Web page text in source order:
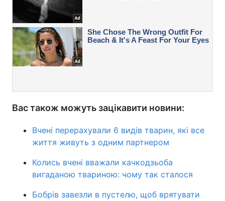
Вас також можуть зацікавити новини:
Вчені перерахували 6 видів тварин, які все
життя живуть з одним партнером
Колись вчені вважали качкодзьоба
вигаданою твариною: чому так сталося
Бобрів завезли в пустелю, щоб врятувати